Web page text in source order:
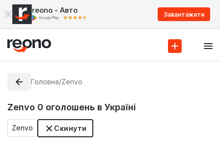
reono - Авто Завантажити
Головна/Zenvo
Zenvo 0 оголошень в Україні
Zenvo Скинути